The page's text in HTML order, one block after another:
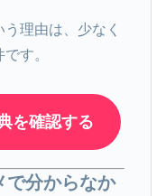
理由は、少なく
す。
を確認する
で分からなか